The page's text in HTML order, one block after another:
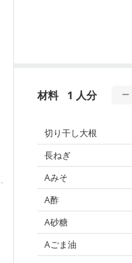
材料 1 人分
切り干し大根
長ねぎ
Aみそ
A酢
A砂糖
Aごま油